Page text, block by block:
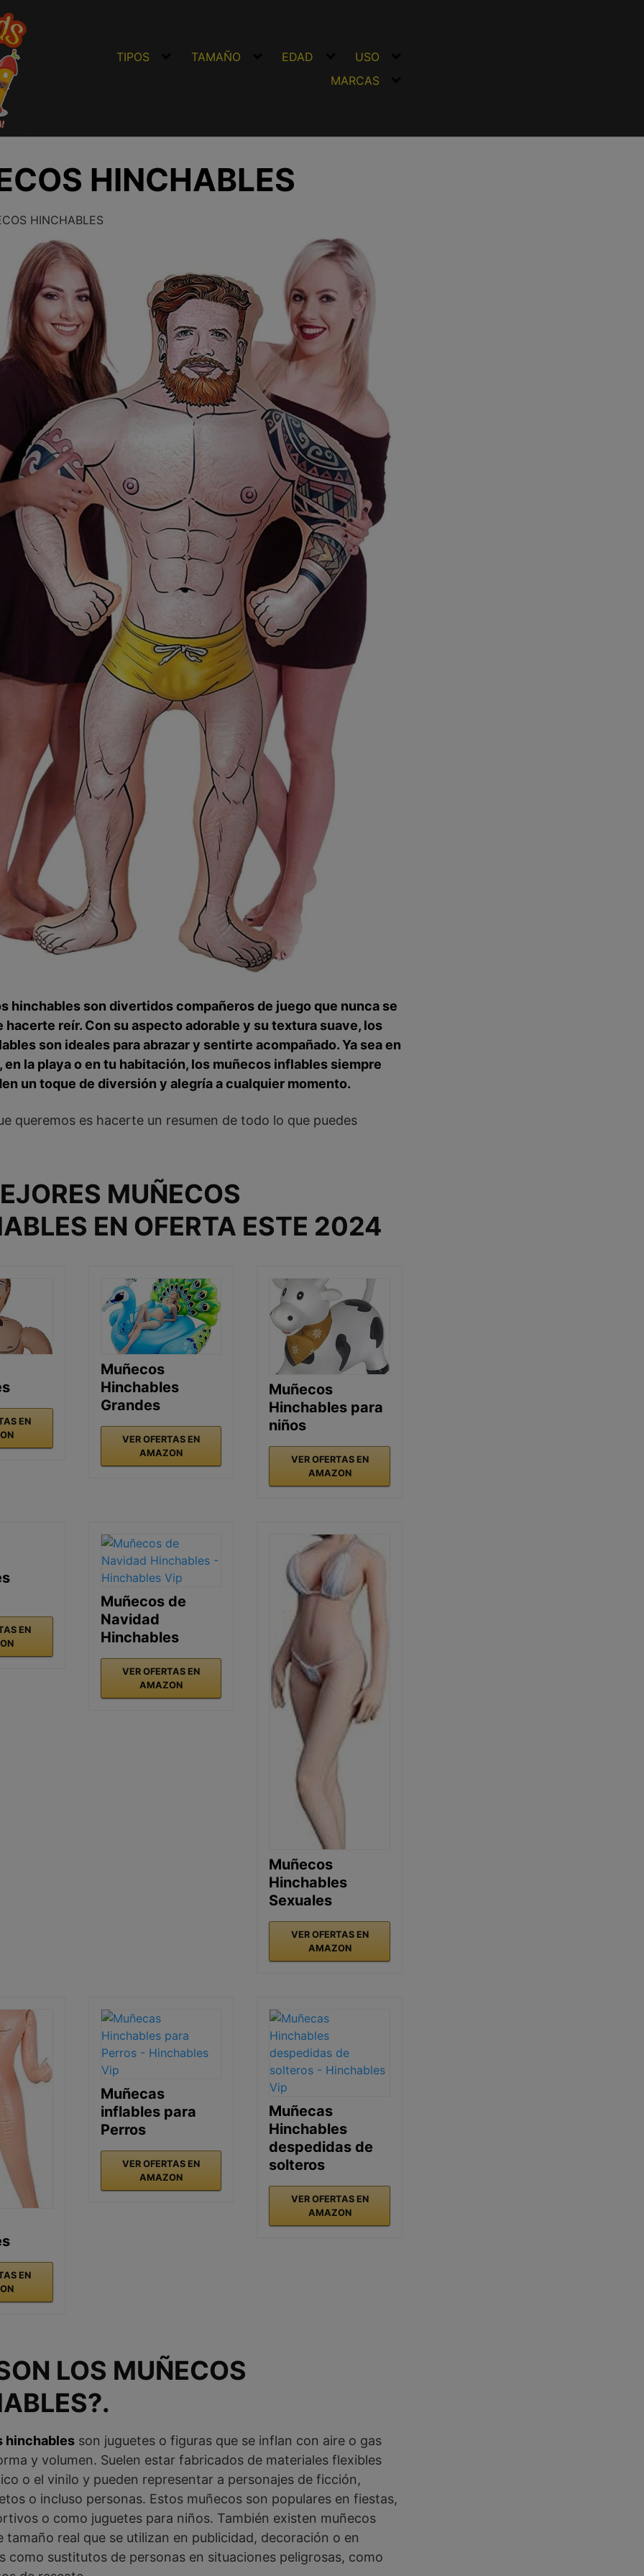
TIPOS
TAMAÑO EDAD
USO
MARCAS
HINCHABLES
HINCHABLES
hinchables son divertidos compañeros de juego que nunca se
hacerte reír. Con su aspecto adorable y su textura suave, los
son ideales para abrazar y sentirte acompañado. Ya sea en
en la playa o en tu habitación, los muñecos inflables siempre
un toque de diversión y alegría a cualquier momento.
queremos es hacerte un resumen de todo lo que puedes
MUÑECOS
EN OFERTA ESTE 2024
EN
Muñecos
Hinchables
Grandes
VER OFERTAS EN
AMAZON
Muñecos
Hinchables para
niños
VER OFERTAS EN
AMAZON
EN
Muñecos de
Navidad
Hinchables
VER OFERTAS EN
AMAZON
Muñecos
Hinchables
Sexuales
VER OFERTAS EN
AMAZON
EN
Muñecas
inflables para
Perros
VER OFERTAS EN
AMAZON
Muñecas
Hinchables
despedidas de
solteros
VER OFERTAS EN
AMAZON
LOS MUÑECOS
.
hinchables son juguetes o figuras que se inflan con aire o gas
y volumen. Suelen estar fabricados de materiales flexibles
o el vinilo y pueden representar a personajes de ficción,
o incluso personas. Estos muñecos son populares en fiestas,
o como juguetes para niños. También existen muñecos
tamaño real que se utilizan en publicidad, decoración o en
como sustitutos de personas en situaciones peligrosas, como